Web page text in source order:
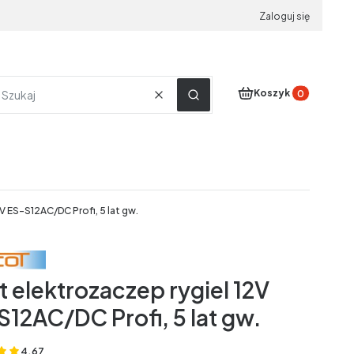
Zaloguj się
WyczyśćSzukaj
Produkty w
Koszyk
S12AC/DC Profi, 5 lat gw.
elektrozaczep rygiel 12V
DC Profi, 5 lat gw.
4.67